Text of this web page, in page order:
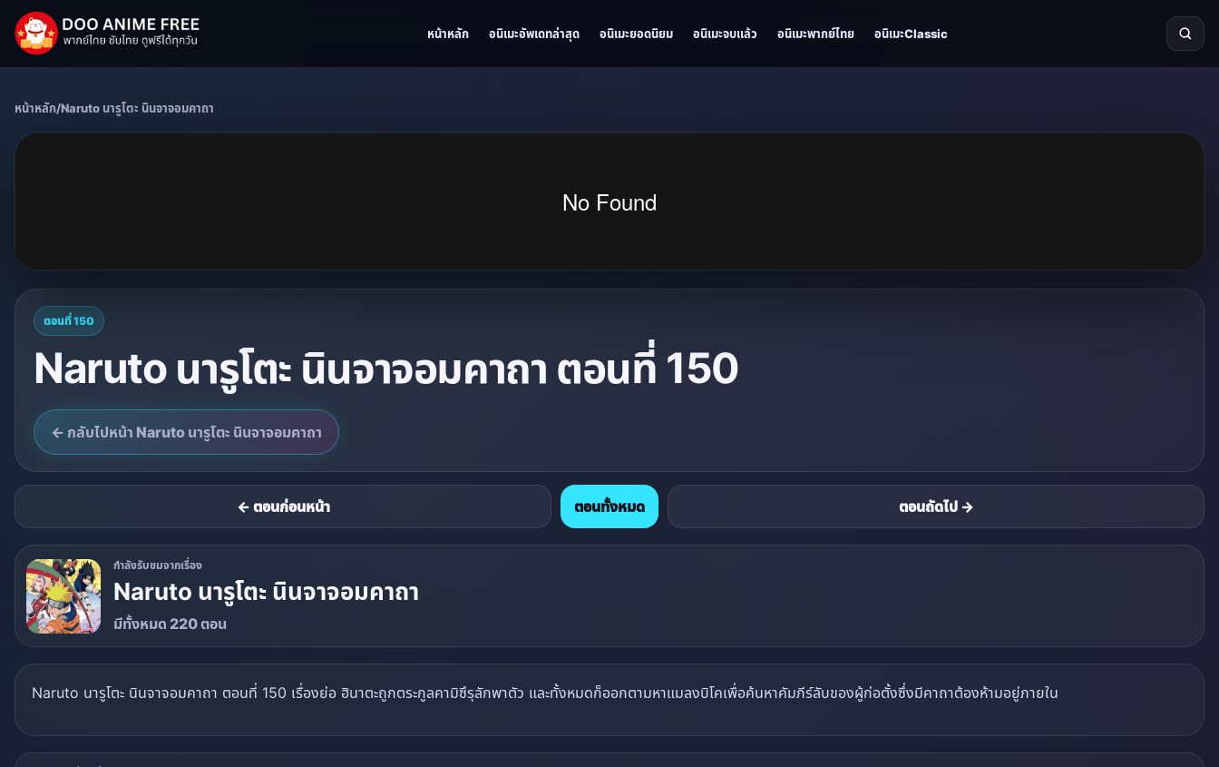
หน้าหลัก อนิเมะอัพเดทล่าสุด อนิเมะยอดนิยม อนิเมะจบแล้ว อนิเมะพากย์ไทย อนิเมะClassic
หน้าหลัก/Naruto นารูโตะ นินจาจอมคาถา
ตอนที่ 150
Naruto นารูโตะ นินจาจอมคาถา ตอนที่ 150
← กลับไปหน้า Naruto นารูโตะ นินจาจอมคาถา
← ตอนก่อนหน้า ตอนทั้งหมด ตอนถัดไป →
กำลังรับชมจากเรื่อง
Naruto นารูโตะ นินจาจอมคาถา
มีทั้งหมด 220 ตอน
Naruto นารูโตะ นินจาจอมคาถา ตอนที่ 150 เรื่องย่อ ฮินาตะถูกตระกูลคามิซึรุลักพาตัว และทั้งหมดก็ออกตามหาแมลงบิโคเพื่อค้นหาคัมภีร์ลับของผู้ก่อตั้งซึ่งมีคาถาต้องห้ามอยู่ภายใน